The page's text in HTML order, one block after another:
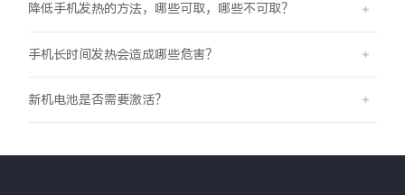
降低手机发热的方法，哪些可取，哪些不可取？
手机长时间发热会造成哪些危害？
新机电池是否需要激活？